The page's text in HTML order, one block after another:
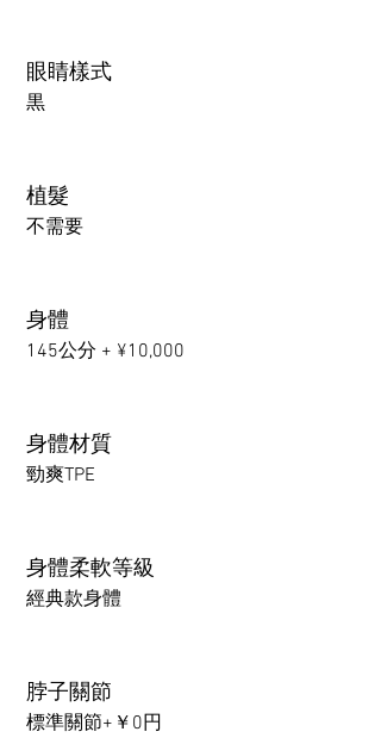
眼睛樣式
黒
植髮
不需要
身體
145公分 + ¥10,000
身體材質
勁爽TPE
身體柔軟等級
經典款身體
脖子關節
標準關節+￥0円